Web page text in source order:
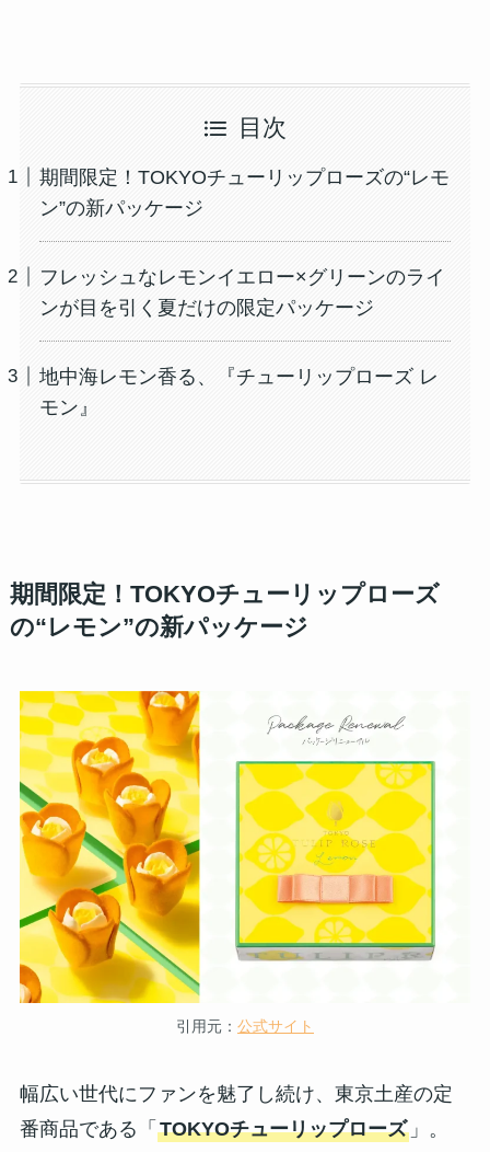
目次
期間限定！TOKYOチューリップローズの“レモ
ン”の新パッケージ
フレッシュなレモンイエロー×グリーンのライ
ンが目を引く夏だけの限定パッケージ
地中海レモン香る、『チューリップローズ レ
モン』
期間限定！TOKYOチューリップローズ
の“レモン”の新パッケージ
引用元： 公式サイト
幅広い世代にファンを魅了し続け、東京土産の定
番商品である「 TOKYOチューリップローズ」。